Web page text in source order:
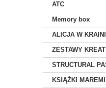
ATC
Memory box
ALICJA W
ZESTAWY
STRUCTURAL
KSIĄŻKI MAREMI